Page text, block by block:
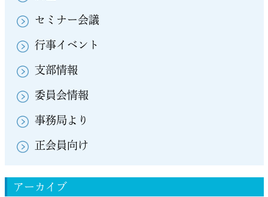
セミナー会議
行事イベント
支部情報
委員会情報
事務局より
正会員向け
アーカイブ